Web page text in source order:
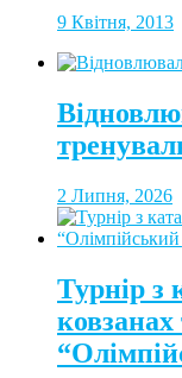
9 Квітня, 2013
2 Липня, 2026
Турнір з
ковзанах